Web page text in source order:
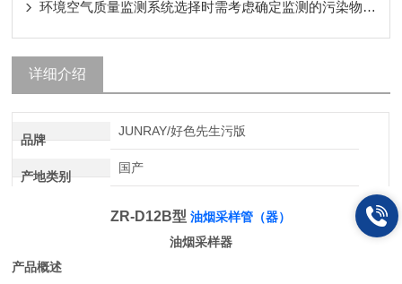
环境空气质量监测系统选择时需考虑确定监测的污染物种类和数量
详细介绍
品牌
JUNRAY/好色先生污版
产地类别
国产
ZR-D12B型油烟采样管（器）
油烟采样器
产品概述